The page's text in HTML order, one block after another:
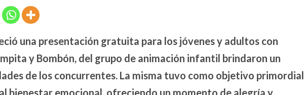
una presentación gratuita para los jóvenes y adultos con
y Bombón, del grupo de animación infantil brindaron un
de los concurrentes. La misma tuvo como objetivo primordial